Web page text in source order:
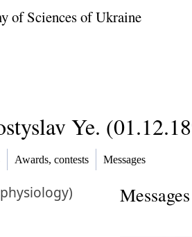
of Sciences of Ukraine
Ye.
Awards, contests Messages
Messages